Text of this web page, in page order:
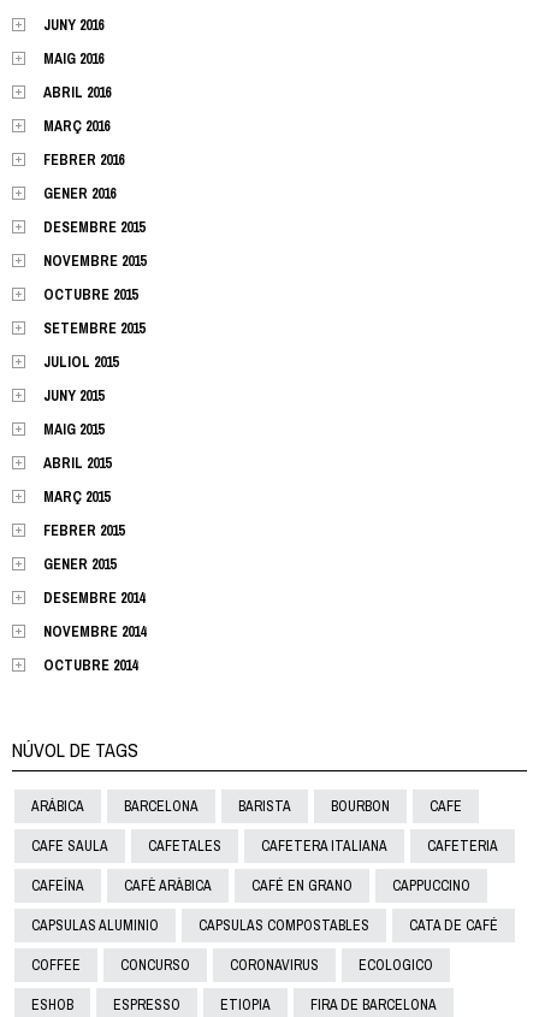
JUNY 2016
MAIG 2016
ABRIL 2016
MARÇ 2016
FEBRER 2016
GENER 2016
DESEMBRE 2015
NOVEMBRE 2015
OCTUBRE 2015
SETEMBRE 2015
JULIOL 2015
JUNY 2015
MAIG 2015
ABRIL 2015
MARÇ 2015
FEBRER 2015
GENER 2015
DESEMBRE 2014
NOVEMBRE 2014
OCTUBRE 2014
NÚVOL DE TAGS
ARÁBICA BARCELONA BARISTA BOURBON CAFE
CAFE SAULA CAFETALES CAFETERA ITALIANA CAFETERIA
CAFEÍNA CAFÈ ARÀBICA CAFÉ EN GRANO CAPPUCCINO
CAPSULAS ALUMINIO CAPSULAS COMPOSTABLES CATA DE CAFÉ
COFFEE CONCURSO CORONAVIRUS ECOLOGICO
ESHOB ESPRESSO ETIOPIA FIRA DE BARCELONA